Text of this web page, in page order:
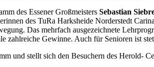
des Essener Großmeisters Sebastian
des TuRa Harksheide Norderstedt
Das mehrfach ausgezeichnete
zahlreiche Gewinne. Auch für Senioren ist
und stellt sich den Besuchern des Herold-